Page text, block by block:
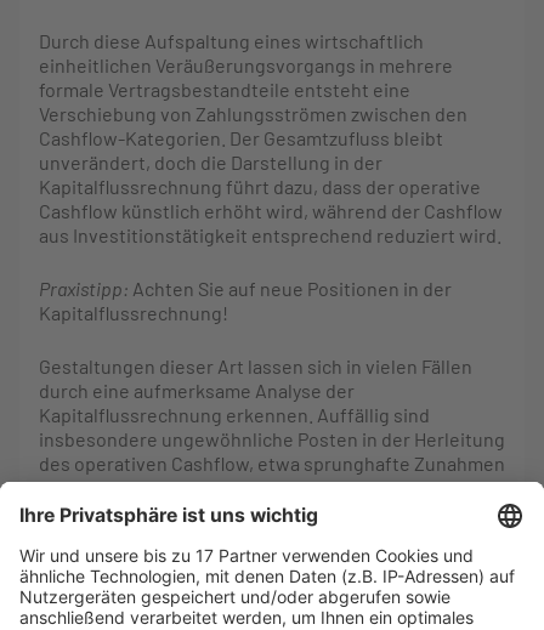
Durch diese Aufspaltung eines wirtschaftlich
einheitlichen Veräußerungsvorgangs in mehrere
formale Vertragsbestandteile entsteht eine
Verschiebung von Zahlungsströmen zwischen den
Cashflow-Kategorien. Der Gesamtzufluss bleibt
unverändert, doch die Darstellung in der
Kapitalflussrechnung führt dazu, dass der operative
Cashflow künstlich erhöht wird, während der Cashflow
aus Investitionstätigkeit entsprechend reduziert wird.
Praxistipp: Achten Sie auf neue Positionen in der
Kapitalflussrechnung!
Gestaltungen dieser Art lassen sich in vielen Fällen
durch eine aufmerksame Analyse der
Kapitalflussrechnung erkennen. Auffällig sind
insbesondere ungewöhnliche Posten in der Herleitung
des operativen Cashflow, etwa sprunghafte Zunahmen
passiver Rechnungsabgrenzungen oder das Auftreten
neuer Kategorien in der Herleitung des operativen
hinweisen, dass einmalige Mittelzuflüsse – bspw. aus
Unternehmensverkäufen – als Vorauszahlungen auf
künftige Leistungen verbucht wurden.